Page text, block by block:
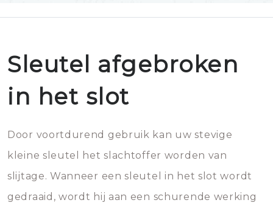
Sleutel afgebroken
in het slot
Door voortdurend gebruik kan uw stevige
kleine sleutel het slachtoffer worden van
slijtage. Wanneer een sleutel in het slot wordt
gedraaid, wordt hij aan een schurende werking